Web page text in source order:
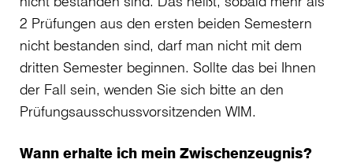
2 Prüfungen aus den ersten beiden Semestern
nicht bestanden sind, darf man nicht mit dem
dritten Semester beginnen. Sollte das bei Ihnen
der Fall sein, wenden Sie sich bitte an den
Prüfungsausschussvorsitzenden WIM.
Wann erhalte ich mein Zwischenzeugnis?